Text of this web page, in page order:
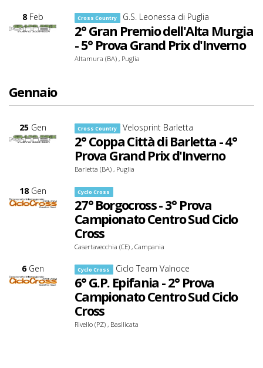
8 Feb Cross Country G.S. Leonessa di Puglia
2° Gran Premio dell'Alta Murgia
- 5° Prova Grand Prix d'Inverno
Altamura (BA) , Puglia
Gennaio
25 Gen Cross Country Velosprint Barletta
2° Coppa Città di Barletta - 4°
Prova Grand Prix d'Inverno
Barletta (BA) , Puglia
18 Gen Cyclo Cross
27° Borgocross - 3° Prova
Campionato Centro Sud Ciclo
Cross
Casertavecchia (CE) , Campania
6Gen Cyclo Cross Ciclo Team Valnoce
6° G.P. Epifania - 2° Prova
Campionato Centro Sud Ciclo
Cross
Rivello (PZ) , Basilicata